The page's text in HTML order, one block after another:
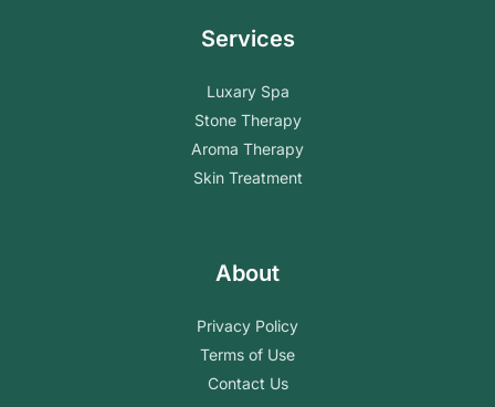
Services
Luxary Spa
Stone Therapy
Aroma Therapy
Skin Treatment
About
Privacy Policy
Terms of Use
Contact Us